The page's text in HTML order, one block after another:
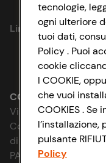
Privacy Policy
Cookie Policy
Impostazioni Cookie
Accessibilità
D&I e Parità di
Strategia Fiscale
Link utili
Lavora con noi
Le cooperative
News &
Richiami prodotto
CONAD SOCIETÀ
Via Michelino, 59 |
Codice Fiscale e
di Bologna
PARTITA IVA
tecnologie,
ogni ulteriore
tuoi dati,
Policy . Puoi
cookie
I COOKIE,
che vuoi
COOKIES .
pulsante
Policy